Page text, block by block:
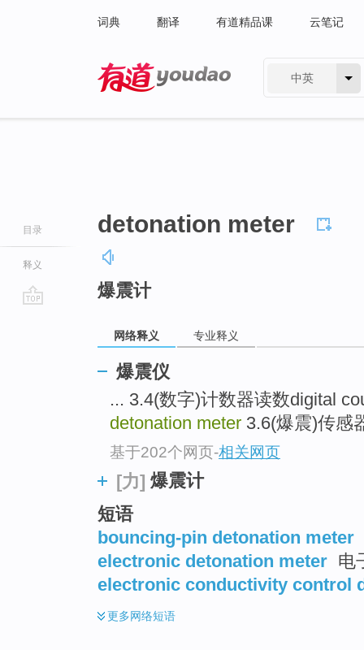
词典 翻译 有道精品课 云笔记
中英
目录
释义
detonation meter
爆震计
网络释义 专业释义
爆震仪
... 3.4(数字)计数器读数digital
detonation meter 3.6(爆震)传感
基于202个网页-相关网页
[力] 爆震计
短语
bouncing-pin detonation meter
electronic detonation meter 电
electronic conductivity control
更多网络短语